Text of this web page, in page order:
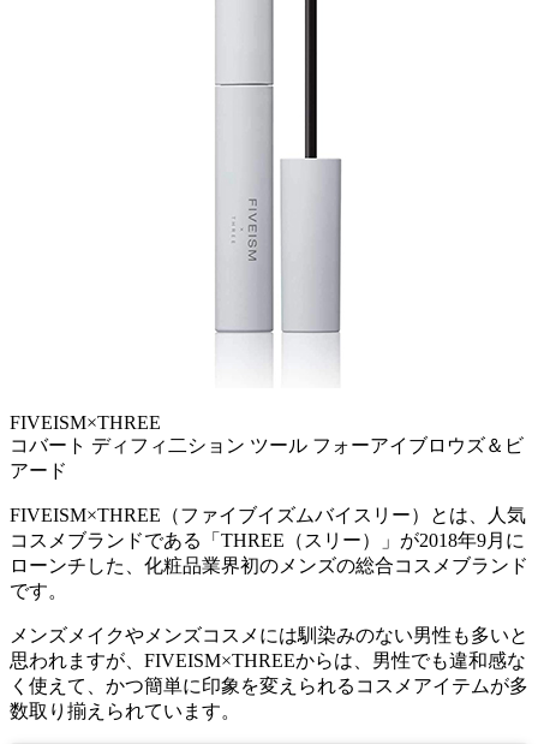
FIVEISM×THREE
コバート ディフィ二ション ツール フォーアイブロウズ＆ビ
アード
FIVEISM×THREE（ファイブイズムバイスリー）とは、人気
コスメブランドである「THREE（スリー）」が2018年9月に
ローンチした、化粧品業界初のメンズの総合コスメブランド
です。
メンズメイクやメンズコスメには馴染みのない男性も多いと
思われますが、FIVEISM×THREEからは、男性でも違和感な
く使えて、かつ簡単に印象を変えられるコスメアイテムが多
数取り揃えられています。